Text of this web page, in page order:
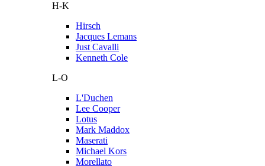
H-K
Hirsch
Jacques Lemans
Just Cavalli
Kenneth Cole
L-O
L'Duchen
Lee Cooper
Lotus
Mark Maddox
Maserati
Michael Kors
Morellato